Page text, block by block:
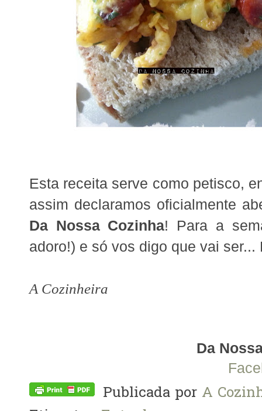
Esta receita serve como petisco,
assim declaramos oficialmente
Da Nossa Cozinha! Para a
adoro!) e só vos digo que vai ser...
A Cozinheira
Da
Publicada por A